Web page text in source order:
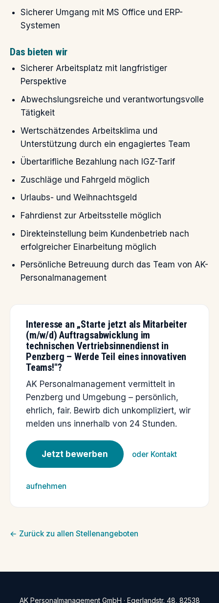
Sicherer Umgang mit MS Office und ERP-
Systemen
Das bieten wir
Sicherer Arbeitsplatz mit langfristiger
Perspektive
Abwechslungsreiche und verantwortungsvolle
Tätigkeit
Wertschätzendes Arbeitsklima und
Unterstützung durch ein engagiertes Team
Übertarifliche Bezahlung nach IGZ-Tarif
Zuschläge und Fahrgeld möglich
Urlaubs- und Weihnachtsgeld
Fahrdienst zur Arbeitsstelle möglich
Direkteinstellung beim Kundenbetrieb nach
erfolgreicher Einarbeitung möglich
Persönliche Betreuung durch das Team von AK-
Personalmanagement
Interesse an „Starte jetzt als Mitarbeiter
(m/w/d) Auftragsabwicklung im
technischen Vertriebsinnendienst in
Penzberg – Werde Teil eines innovativen
Teams!"?
AK Personalmanagement vermittelt in
Penzberg und Umgebung – persönlich,
ehrlich, fair. Bewirb dich unkompliziert, wir
melden uns innerhalb von 24 Stunden.
Jetzt bewerben oder Kontakt
aufnehmen
← Zurück zu allen Stellenangeboten
AK Personalmanagement GmbH · Egerlandstr. 48, 82538